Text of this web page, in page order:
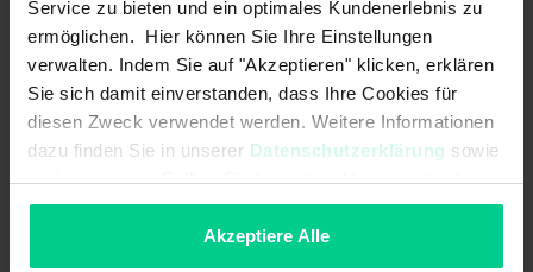
Service zu bieten und ein optimales Kundenerlebnis zu
ermöglichen. Hier können Sie Ihre Einstellungen
verwalten. Indem Sie auf "Akzeptieren" klicken, erklären
Sie sich damit einverstanden, dass Ihre Cookies für
diesen Zweck verwendet werden. Weitere Informationen
dazu finden Sie in unserer Datenschutzerklärung sowie
imImpressum. Sollten Sie hiermit nicht einverstanden
sein, können Sie die Verwendung von Cookies hier
Akzeptiere Alle
Tension d'alimentation max.: 26,4 V DC
Caractéristiques de sécurité
PL selon EN ISO 13849-1: d
SIL CL selon CEI 62061: 2